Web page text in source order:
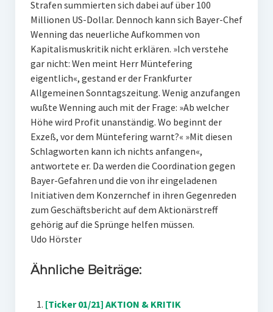
Strafen summierten sich dabei auf über 100
Millionen US-Dollar. Dennoch kann sich Bayer-Chef
Wenning das neuerliche Aufkommen von
Kapitalismuskritik nicht erklären. »Ich verstehe
gar nicht: Wen meint Herr Müntefering
eigentlich«, gestand er der Frankfurter
Allgemeinen Sonntagszeitung. Wenig anzufangen
wußte Wenning auch mit der Frage: »Ab welcher
Höhe wird Profit unanständig. Wo beginnt der
Exzeß, vor dem Müntefering warnt?« »Mit diesen
Schlagworten kann ich nichts anfangen«,
antwortete er. Da werden die Coordination gegen
Bayer-Gefahren und die von ihr eingeladenen
Initiativen dem Konzernchef in ihren Gegenreden
zum Geschäftsbericht auf dem Aktionärstreff
gehörig auf die Sprünge helfen müssen.
Udo Hörster
Ähnliche Beiträge:
[Ticker 01/21] AKTION & KRITIK